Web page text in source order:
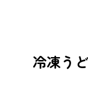
冷凍う